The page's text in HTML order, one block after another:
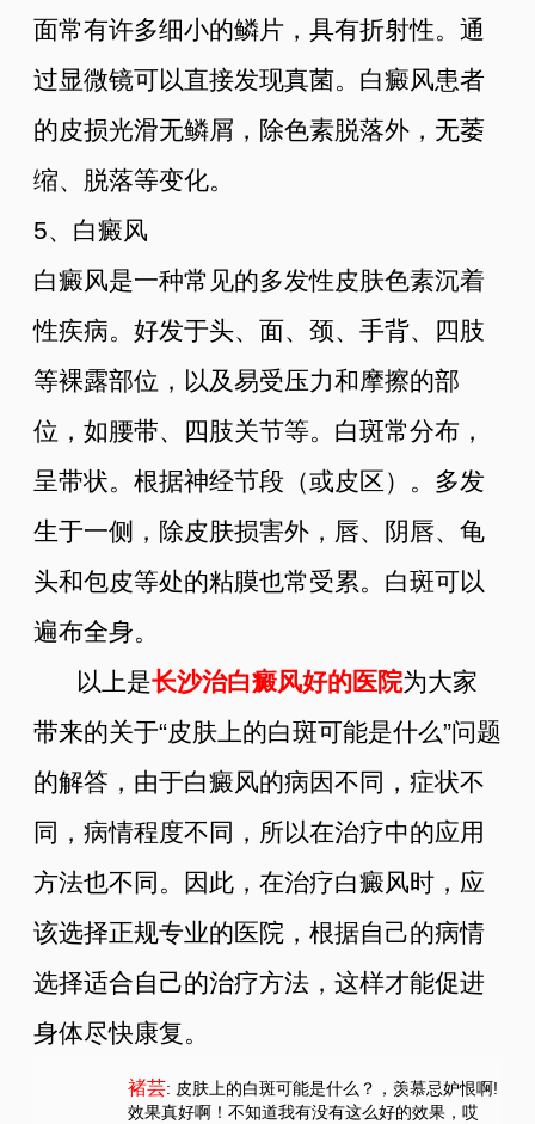
面常有许多细小的鳞片，具有折射性。通
过显微镜可以直接发现真菌。白癜风患者
的皮损光滑无鳞屑，除色素脱落外，无萎
缩、脱落等变化。
5、白癜风
白癜风是一种常见的多发性皮肤色素沉着
性疾病。好发于头、面、颈、手背、四肢
等裸露部位，以及易受压力和摩擦的部
位，如腰带、四肢关节等。白斑常分布，
呈带状。根据神经节段（或皮区）。多发
生于一侧，除皮肤损害外，唇、阴唇、龟
头和包皮等处的粘膜也常受累。白斑可以
遍布全身。
以上是长沙治白癜风好的医院为大家
带来的关于“皮肤上的白斑可能是什么”问题
的解答，由于白癜风的病因不同，症状不
同，病情程度不同，所以在治疗中的应用
方法也不同。因此，在治疗白癜风时，应
该选择正规专业的医院，根据自己的病情
选择适合自己的治疗方法，这样才能促进
身体尽快康复。
褚芸: 皮肤上的白斑可能是什么？ ，羡慕忌妒恨啊!
效果真好啊！不知道我有没有这么好的效果，哎